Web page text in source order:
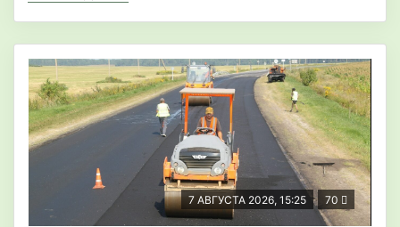
7 АВГУСТА 2026, 15:25 70